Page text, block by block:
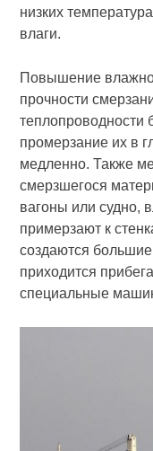
низких
влаги.
Повышение
прочности
теплопроводности
промерзание их в
медленно. Также
смерзшегося
вагоны или судно,
примерзают к
создаются большие
приходится
специальные